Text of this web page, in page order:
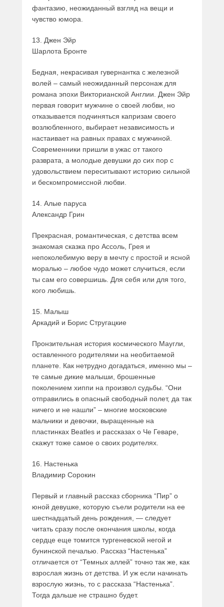
фантазию, неожиданный взгляд на вещи и
чувство юмора.
13. Джен Эйр
Шарлота Бронте
Бедная, некрасивая гувернантка с железной
волей – самый неожиданный персонаж для
романа эпохи Викторианской Англии. Джен Эйр
первая говорит мужчине о своей любви, но
отказывается подчиняться капризам своего
возлюбленного, выбирает независимость и
настаивает на равных правах с мужчиной.
Современники пришли в ужас от такого
разврата, а молодые девушки до сих пор с
удовольствием переситывают историю сильной
и бескомпромиссной любви.
14. Алые паруса
Александр Грин
Прекрасная, романтическая, с детства всем
знакомая сказка про Ассоль, Грея и
непоколебимую веру в мечту с простой и ясной
моралью – любое чудо может случиться, если
ты сам его совершишь. Для себя или для того,
кого любишь.
15. Малыш
Аркадий и Борис Стругацкие
Пронзительная история космического Маугли,
оставленного родителями на необитаемой
планете. Как нетрудно догадаться, именно мы –
те самые дикие малыши, брошенные
поколением хиппи на произвол судьбы. “Они
отправились в опасный свободный полет, да так
ничего и не нашли” – многие московские
мальчики и девочки, выращенные на
пластинках Beatles и рассказах о Че Геваре,
скажут тоже самое о своих родителях.
16. Настенька
Владимир Сорокин
Первый и главный рассказ сборника “Пир” о
юной девушке, которую съели родители на ее
шестнадцатый день рождения, — следует
читать сразу после окончания школы, когда
сердце еще томится тургеневской негой и
бунинской печалью. Рассказ “Настенька”
отличается от “Темных аллей” точно так же, как
взрослая жизнь от детства. И уж если начинать
взрослую жизнь, то с рассказа “Настенька”.
Тогда дальше не страшно будет.